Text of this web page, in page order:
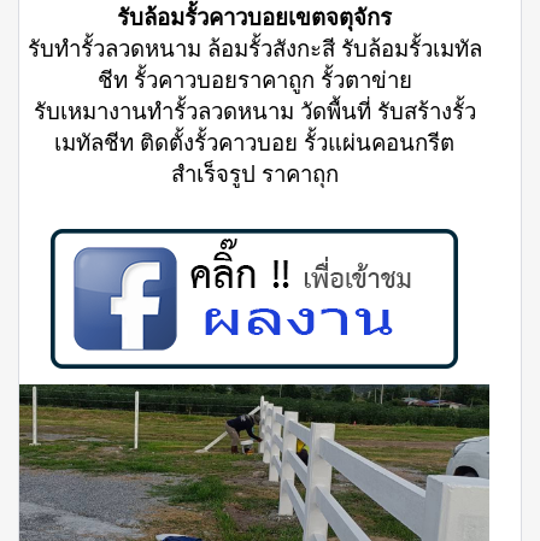
รับล้อมรั้วคาวบอยเขตจตุจักร
รับทำรั้วลวดหนาม ล้อมรั้วสังกะสี รับล้อมรั้วเมทัล
ชีท รั้วคาวบอยราคาถูก รั้วตาข่าย
รับเหมางานทำรั้วลวดหนาม วัดพื้นที่ รับสร้างรั้ว
เมทัลชีท ติดตั้งรั้วคาวบอย รั้วแผ่นคอนกรีต
สำเร็จรูป ราคาถุก